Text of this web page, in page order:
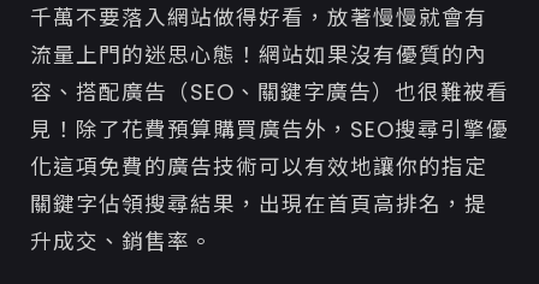
千萬不要落入網站做得好看，放著慢慢就會有
流量上門的迷思心態！網站如果沒有優質的內
容、搭配廣告（SEO、關鍵字廣告）也很難被看
見！除了花費預算購買廣告外，SEO搜尋引擎優
化這項免費的廣告技術可以有效地讓你的指定
關鍵字佔領搜尋結果，出現在首頁高排名，提
升成交、銷售率。